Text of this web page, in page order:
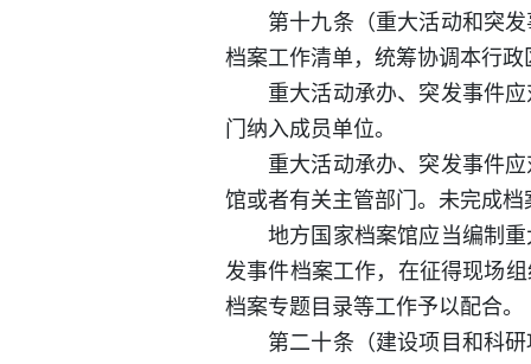
第十九条（重大活动和突
档案工作清单，统筹协调本行政
重大活动承办、突发事件
门纳入成员单位。
重大活动承办、突发事件
馆或者有关主管部门。未完成档
地方国家档案馆应当编制
发事件档案工作，在征得现场
档案专题目录等工作予以配合。
第二十条（建设项目和科